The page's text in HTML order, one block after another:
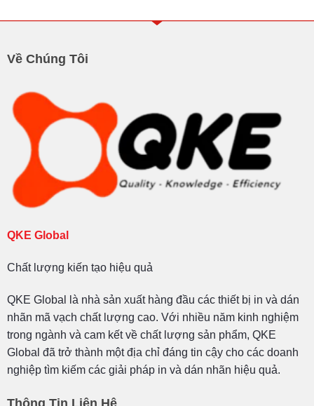
Về Chúng Tôi
QKE Global
Chất lượng kiến tạo hiệu quả
QKE Global là nhà sản xuất hàng đầu các thiết bị in và dán
nhãn mã vạch chất lượng cao. Với nhiều năm kinh nghiệm
trong ngành và cam kết về chất lượng sản phẩm, QKE
Global đã trở thành một địa chỉ đáng tin cậy cho các doanh
nghiệp tìm kiếm các giải pháp in và dán nhãn hiệu quả.
Thông Tin Liên Hệ